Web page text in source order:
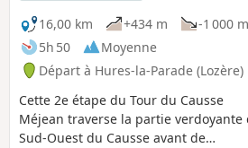
16,00 km
+434 m
-1 000 m
5h 50
Moyenne
Départ à Hures-la-Parade (Lozère)
Cette 2e étape du Tour du Causse
Méjean traverse la partie verdoyante
Sud-Ouest du Causse avant de